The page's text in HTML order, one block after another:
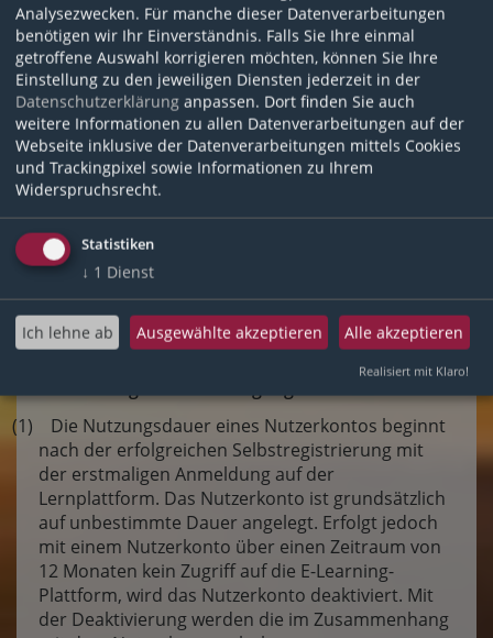
Nutzungsbedingungen ist vor allem gegeben bei:
a) Angabe unrichtiger Daten;
b) Nichterreichbarkeit der nutzenden
Person aufgrund veralteter Daten;
c) schweren Verstößen gegen diese
Nutzungsbedingungen, mit Ausnahme von
Verstößen, die der nutzenden Person nicht
zuzurechnen sind;
d) Verstößen gegen gesetzliche
Vorschriften
Bei der Entscheidung über die zu treffende
Maßnahme berücksichtigt die RPT die
berechtigten Interessen der nutzenden
Person.
(1) Die Nutzungsdauer eines Nutzerkontos beginnt
nach der erfolgreichen Selbstregistrierung mit
der erstmaligen Anmeldung auf der
Lernplattform. Das Nutzerkonto ist grundsätzlich
auf unbestimmte Dauer angelegt. Erfolgt jedoch
mit einem Nutzerkonto über einen Zeitraum von
12 Monaten kein Zugriff auf die E-Learning-
Plattform, wird das Nutzerkonto deaktiviert. Mit
der Deaktivierung werden die im Zusammenhang
Analysezwecken. Für manche dieser Datenverarbeitungen
benötigen wir Ihr Einverständnis. Falls Sie Ihre einmal
getroffene Auswahl korrigieren möchten, können Sie Ihre
Einstellung zu den jeweiligen Diensten jederzeit in der
Datenschutzerklärung anpassen. Dort finden Sie auch
weitere Informationen zu allen Datenverarbeitungen auf der
Webseite inklusive der Datenverarbeitungen mittels Cookies
und Trackingpixel sowie Informationen zu Ihrem
Widerspruchsrecht.
Statistiken
↓ 1 Dienst
Ich lehne ab Ausgewählte akzeptieren Alle akzeptieren
Realisiert mit Klaro!